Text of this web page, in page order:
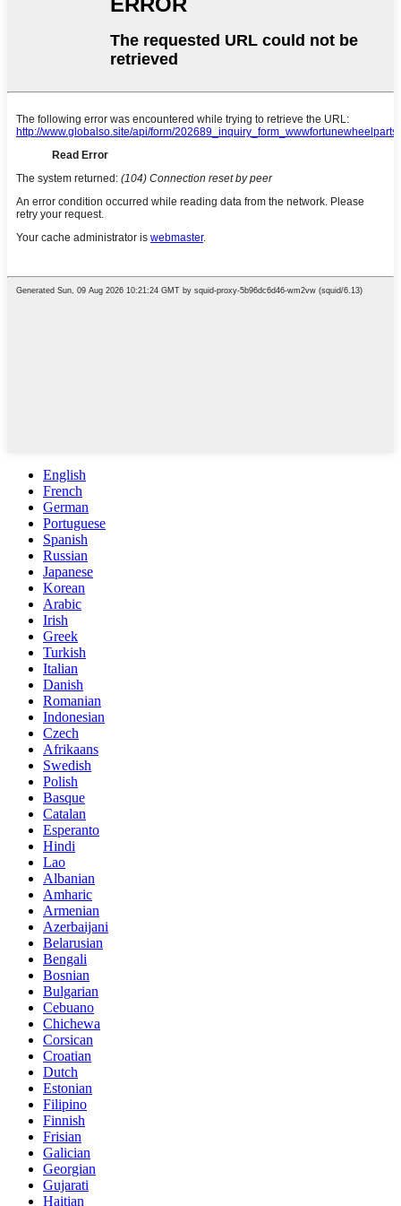
English
French
German
Portuguese
Spanish
Russian
Japanese
Korean
Arabic
Irish
Greek
Turkish
Italian
Danish
Romanian
Indonesian
Czech
Afrikaans
Swedish
Polish
Basque
Catalan
Esperanto
Hindi
Lao
Albanian
Amharic
Armenian
Azerbaijani
Belarusian
Bengali
Bosnian
Bulgarian
Cebuano
Chichewa
Corsican
Croatian
Dutch
Estonian
Filipino
Finnish
Frisian
Galician
Georgian
Gujarati
Haitian